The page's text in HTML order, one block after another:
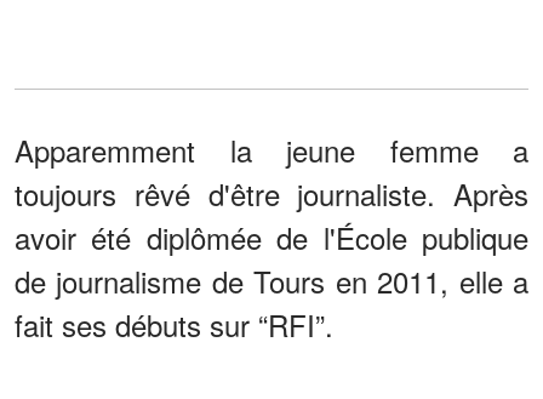
Apparemment la jeune femme a
toujours rêvé d'être journaliste. Après
avoir été diplômée de l'École publique
de journalisme de Tours en 2011, elle a
fait ses débuts sur “RFI”.